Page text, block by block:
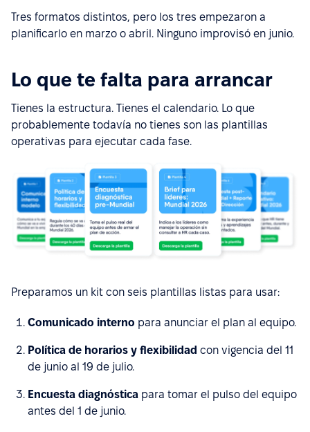
Tres formatos distintos, pero los tres empezaron a
planificarlo en marzo o abril. Ninguno improvisó en junio.
Lo que te falta para arrancar
Tienes la estructura. Tienes el calendario. Lo que
probablemente todavía no tienes son las plantillas
operativas para ejecutar cada fase.
Preparamos un kit con seis plantillas listas para usar:
Comunicado interno para anunciar el plan al equipo.
Política de horarios y flexibilidad con vigencia del 11
de junio al 19 de julio.
Encuesta diagnóstica para tomar el pulso del equipo
antes del 1 de junio.